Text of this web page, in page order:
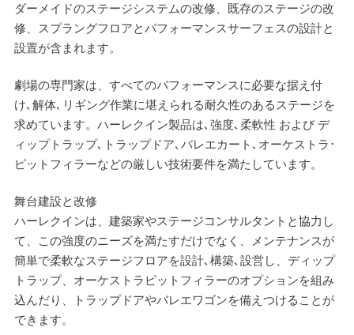
ダーメイドのステージシステムの改修、既存のステージの改
修、スプラングフロアとパフォーマンスサーフェスの設計と
設置が含まれます。
劇場の専門家は、すべてのパフォーマンスに必要な据え付
け､解体､リギング作業に堪えられる耐久性のあるステージを
求めています。ハーレクイン製品は､強度､柔軟性 および デ
ィップトラップ､トラップドア､バレエカート､オーケストラ･
ピットフィラーなどの厳しい技術要件を満たしています。
舞台建設と改修
ハーレクインは、建築家やステージコンサルタントと協力し
て、この強度のニーズを満たすだけでなく、メンテナンスが
簡単で柔軟なステージフロアを設計､構築､設営し、ディップ
トラップ、オーケストラピットフィラーのオプションを組み
込んだり、トラップドアやバレエワゴンを備えつけることが
できます。